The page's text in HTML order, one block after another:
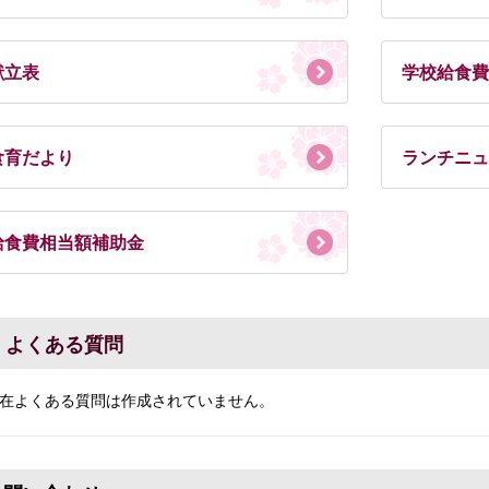
立表
育だより
食費相当額補助金
学校給食費
ランチニ
よくある質問
よくある質問は作成されていません。